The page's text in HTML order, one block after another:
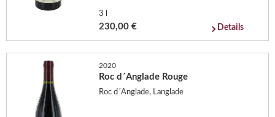
3 l
230,00 € Details
2020
Roc d´Anglade Rouge
Roc d´Anglade, Langlade